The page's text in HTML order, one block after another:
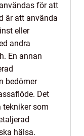
för att
är att använda
eller
andra
En annan
bedömer
Det
som
hälsa.